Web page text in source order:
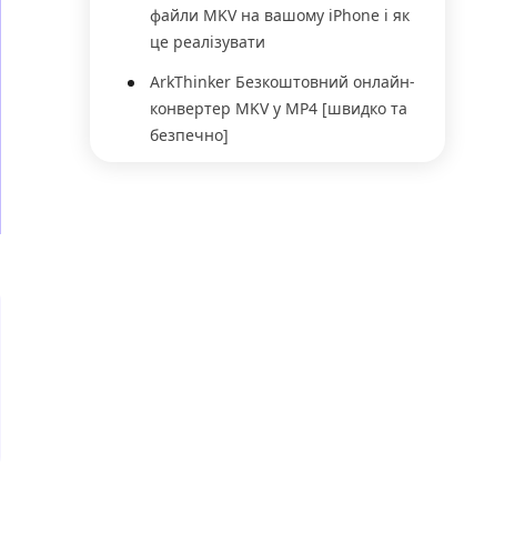
файли MKV на вашому iPhone і як
це реалізувати
ArkThinker Безкоштовний онлайн-
конвертер MKV у MP4 [швидко та
безпечно]